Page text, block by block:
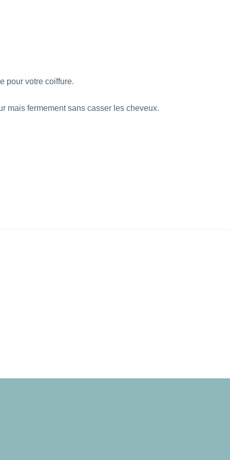
pour votre coiffure.
mais fermement sans casser les cheveux.